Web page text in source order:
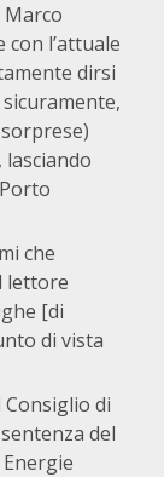
l’attuale
dirsi
che
lettore
[di
di vista
Consiglio di
del